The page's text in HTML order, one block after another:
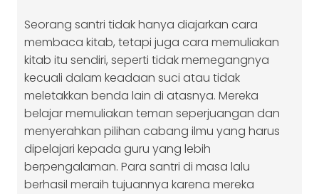
Seorang santri tidak hanya diajarkan cara
membaca kitab, tetapi juga cara memuliakan
kitab itu sendiri, seperti tidak memegangnya
kecuali dalam keadaan suci atau tidak
meletakkan benda lain di atasnya. Mereka
belajar memuliakan teman seperjuangan dan
menyerahkan pilihan cabang ilmu yang harus
dipelajari kepada guru yang lebih
berpengalaman. Para santri di masa lalu
berhasil meraih tujuannya karena mereka